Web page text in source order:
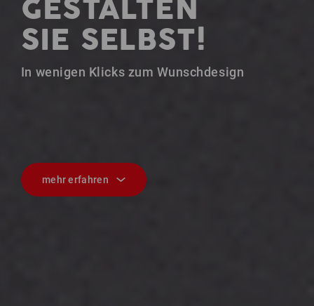
GESTALTEN
SIE SELBST!
In wenigen Klicks zum Wunschdesign
mehr erfahren